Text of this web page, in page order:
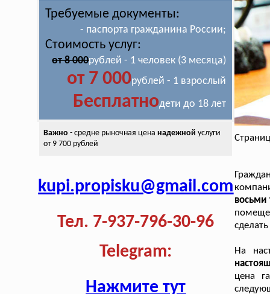
Требуемые документы:
- паспорта гражданина России;
Стоимость услуг:
от 8 000рублей - 1 человек (3 месяца)
от 7 000рублей - 1 взрослый
Бесплатнодети до 18 лет
Важно - средне рыночная цена надежной услуги
от 9 700 рублей
kupi.propisku@gmail.com
Тел. 7-937-796-30-96
Telegram:
Нажмите тут
восьми
На
цена